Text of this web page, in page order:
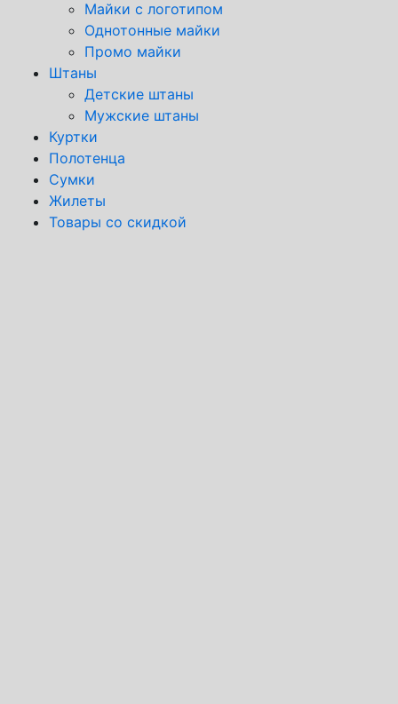
Майки с логотипом
Однотонные майки
Промо майки
Штаны
Детские штаны
Мужские штаны
Куртки
Полотенца
Сумки
Жилеты
Товары со скидкой